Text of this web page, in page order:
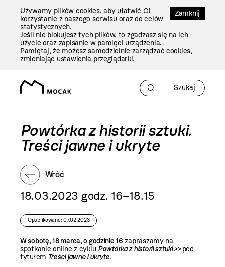
Zamknij
Używamy plików cookies, aby ułatwić Ci
korzystanie z naszego serwisu oraz do celów
statystycznych.
Jeśli nie blokujesz tych plików, to zgadzasz się na ich
użycie oraz zapisanie w pamięci urządzenia.
Pamiętaj, że możesz samodzielnie zarządzać cookies,
zmieniając ustawienia przeglądarki.
Powtórka z historii sztuki.
Treści jawne i ukryte
Wróć
18.03.2023 godz. 16–18.15
Opublikowano: 07.02.2023
W sobotę, 18 marca, o godzinie 16 zapraszamy na
spotkanie online z cyklu Powtórka z historii sztuki >> pod
tytułem Treści jawne i ukryte.